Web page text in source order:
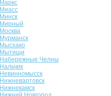
Маркс
Миасс
Минск
Мирный
Москва
Мурманск
Мысхако
Мытищи
Набережные Челны
Нальчик
Невинномысск
Нижневартовск
Нижнекамск